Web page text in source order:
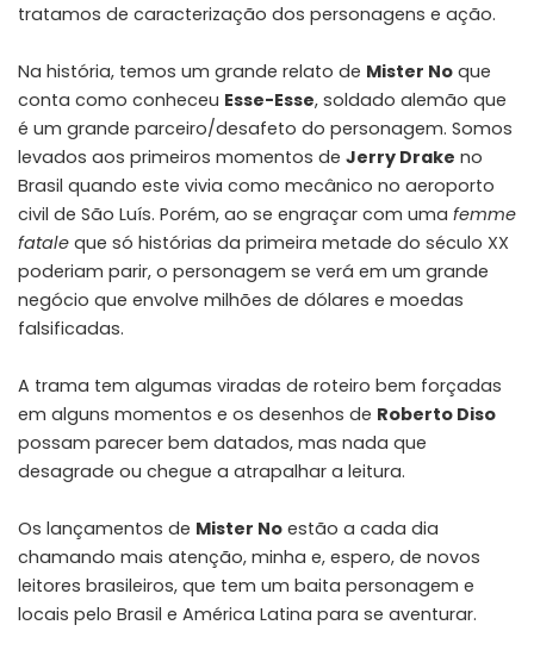
tratamos de caracterização dos personagens e ação.
Na história, temos um grande relato de Mister No que
conta como conheceu Esse-Esse, soldado alemão que
é um grande parceiro/desafeto do personagem. Somos
levados aos primeiros momentos de Jerry Drake no
Brasil quando este vivia como mecânico no aeroporto
civil de São Luís. Porém, ao se engraçar com uma femme
fatale que só histórias da primeira metade do século XX
poderiam parir, o personagem se verá em um grande
negócio que envolve milhões de dólares e moedas
falsificadas.
A trama tem algumas viradas de roteiro bem forçadas
em alguns momentos e os desenhos de Roberto Diso
possam parecer bem datados, mas nada que
desagrade ou chegue a atrapalhar a leitura.
Os lançamentos de Mister No estão a cada dia
chamando mais atenção, minha e, espero, de novos
leitores brasileiros, que tem um baita personagem e
locais pelo Brasil e América Latina para se aventurar.